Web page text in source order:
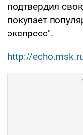
подтвердил
покупает
экспресс".
http://